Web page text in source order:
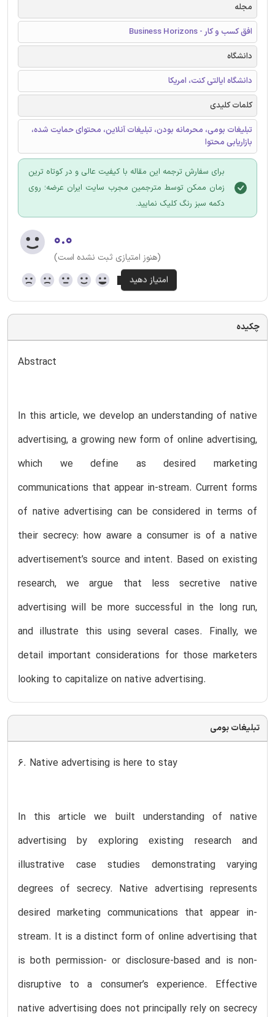
مجله
افق کسب و کار - Business Horizons
دانشگاه
دانشگاه ایالتی کنت، امریکا
کلمات کلیدی
تبلیغات بومی، محرمانه بودن، تبلیغات آنلاین، محتوای حمایت شده،
بازاریابی محتوا
برای سفارش ترجمه این مقاله با کیفیت عالی و در کوتاه ترین
زمان ممکن توسط مترجمین مجرب سایت ایران عرضه؛ روی
دکمه سبز رنگ کلیک نمایید.
۰.۰
(هنوز امتیازی ثبت نشده است)
چکیده
Abstract
In this article, we develop an understanding of native
advertising, a growing new form of online advertising,
which we define as desired marketing
communications that appear in-stream. Current forms
of native advertising can be considered in terms of
their secrecy: how aware a consumer is of a native
advertisement’s source and intent. Based on existing
research, we argue that less secretive native
advertising will be more successful in the long run,
and illustrate this using several cases. Finally, we
detail important considerations for those marketers
looking to capitalize on native advertising.
تبلیغات بومی
6. Native advertising is here to stay
In this article we built understanding of native
advertising by exploring existing research and
illustrative case studies demonstrating varying
degrees of secrecy. Native advertising represents
desired marketing communications that appear in-
stream. It is a distinct form of online advertising that
is both permission- or disclosure-based and is non-
disruptive to a consumer’s experience. Effective
native advertising does not principally rely on secrecy